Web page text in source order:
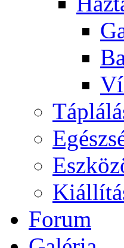
Forum